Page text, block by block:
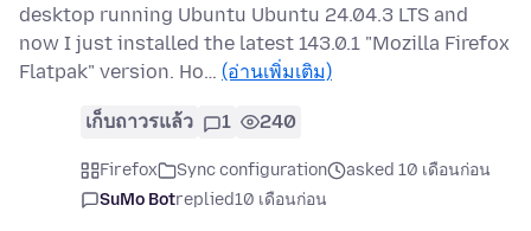
desktop running Ubuntu Ubuntu 24.04.3 LTS and
now I just installed the latest 143.0.1 "Mozilla Firefox
Flatpak" version. Ho… (อ่านเพิ่มเติม)
เก็บถาวรแล้ว 1 240
Firefox Sync configuration
asked 10 เดือนก่อน
SuMo Botreplied10 เดือนก่อน